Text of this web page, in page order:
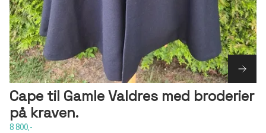
Cape til Gamle Valdres med broderier
på kraven.
8 800,-